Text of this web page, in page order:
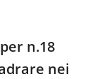
n.18
nei